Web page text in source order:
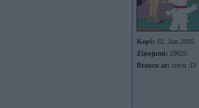
Kopš: 02. Jun 2005
Ziņojumi: 29025
Braucu ar: sievu :D